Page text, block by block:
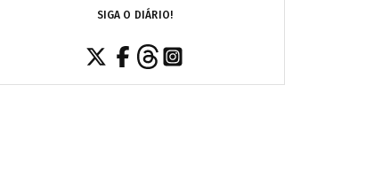
SIGA O DIÁRIO!